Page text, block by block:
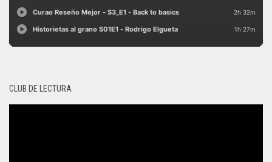
CLUB DE LECTURA